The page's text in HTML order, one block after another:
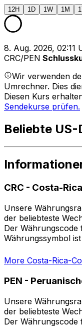
12H 1D 1W 1M
8. Aug. 2026, 02:11
CRC/PEN
Wir verwenden
Umrechner. Dies
Diesen Kurs
Sendekurse prüfen.
Beliebte US-
CRC - Costa-
Unsere
der beliebteste
Der Währungscode
Währungssymbol
More Costa-Rica-
PEN -
Unsere
der beliebteste
Der Währungscode